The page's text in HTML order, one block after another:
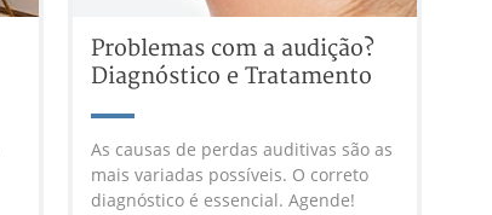
Problemas com a audição?
Diagnóstico e Tratamento
As causas de perdas auditivas são as
mais variadas possíveis. O correto
diagnóstico é essencial. Agende!